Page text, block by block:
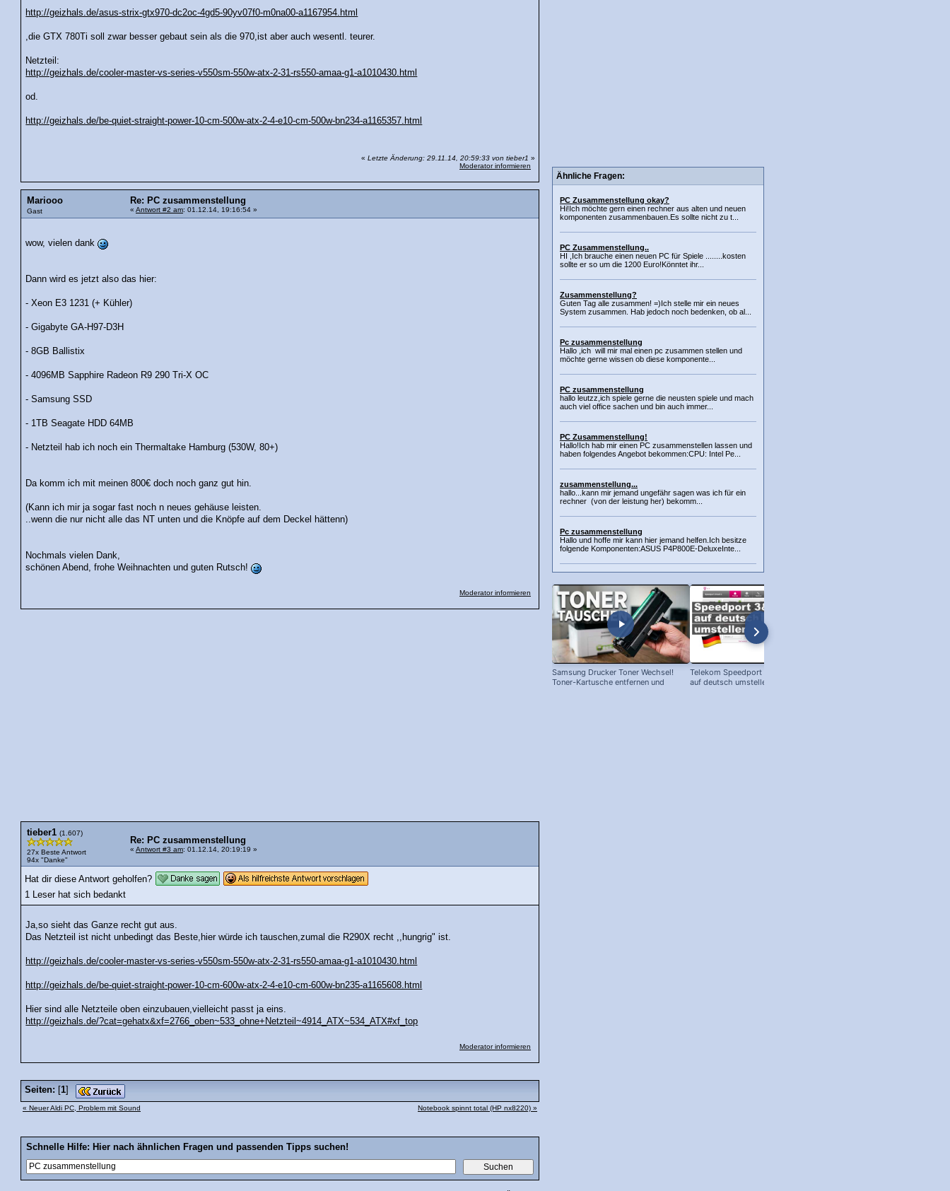
http://geizhals.de/asus-strix-gtx970-dc2oc-4gd5-90yv07f0-m0na00-a1167954.html
,die GTX 780Ti soll zwar besser gebaut sein als die 970,ist aber auch wesentl. teurer.
Netzteil:
http://geizhals.de/cooler-master-vs-series-v550sm-550w-atx-2-31-rs550-amaa-g1-a1010430.html
od.
http://geizhals.de/be-quiet-straight-power-10-cm-500w-atx-2-4-e10-cm-500w-bn234-a1165357.html
« Letzte Änderung: 29.11.14, 20:59:33 von tieber1 »
Moderator informieren
Mariooo
Gast
Re: PC zusammenstellung
« Antwort #2 am: 01.12.14, 19:16:54 »
wow, vielen dank
Dann wird es jetzt also das hier:
- Xeon E3 1231 (+ Kühler)
- Gigabyte GA-H97-D3H
- 8GB Ballistix
- 4096MB Sapphire Radeon R9 290 Tri-X OC
- Samsung SSD
- 1TB Seagate HDD 64MB
- Netzteil hab ich noch ein Thermaltake Hamburg (530W, 80+)
Da komm ich mit meinen 800€ doch noch ganz gut hin.
(Kann ich mir ja sogar fast noch n neues gehäuse leisten.
..wenn die nur nicht alle das NT unten und die Knöpfe auf dem Deckel hättenn)
Nochmals vielen Dank,
schönen Abend, frohe Weihnachten und guten Rutsch!
Moderator informieren
tieber1 (1.607)
27x Beste Antwort
94x "Danke"
Re: PC zusammenstellung
« Antwort #3 am: 01.12.14, 20:19:19 »
Hat dir diese Antwort geholfen?
1 Leser hat sich bedankt
Ja,so sieht das Ganze recht gut aus.
Das Netzteil ist nicht unbedingt das Beste,hier würde ich tauschen,zumal die R290X recht ,,hungrig" ist.
http://geizhals.de/cooler-master-vs-series-v550sm-550w-atx-2-31-rs550-amaa-g1-a1010430.html
http://geizhals.de/be-quiet-straight-power-10-cm-600w-atx-2-4-e10-cm-600w-bn235-a1165608.html
Hier sind alle Netzteile oben einzubauen,vielleicht passt ja eins.
http://geizhals.de/?cat=gehatx&xf=2766_oben~533_ohne+Netzteil~4914_ATX~534_ATX#xf_top
Moderator informieren
Seiten: [1]
« Neuer Aldi PC, Problem mit Sound Notebook spinnt total (HP nx8220) »
Schnelle Hilfe: Hier nach ähnlichen Fragen und passenden Tipps suchen!
Ähnliche Fragen:
PC Zusammenstellung okay?
Hi!Ich möchte gern einen rechner aus alten und neuen
komponenten zusammenbauen.Es sollte nicht zu t...
PC Zusammenstellung..
HI ,Ich brauche einen neuen PC für Spiele ........kosten
sollte er so um die 1200 Euro!Könntet ihr...
Zusammenstellung?
Guten Tag alle zusammen! =)Ich stelle mir ein neues
System zusammen. Hab jedoch noch bedenken, ob al...
Pc zusammenstellung
Hallo ,ich will mir mal einen pc zusammen stellen und
möchte gerne wissen ob diese komponente...
PC zusammenstellung
hallo leutzz,ich spiele gerne die neusten spiele und mach
auch viel office sachen und bin auch immer...
PC Zusammenstellung!
Hallo!Ich hab mir einen PC zusammenstellen lassen und
haben folgendes Angebot bekommen:CPU: Intel Pe...
zusammenstellung...
hallo...kann mir jemand ungefähr sagen was ich für ein
rechner (von der leistung her) bekomm...
Pc zusammenstellung
Hallo und hoffe mir kann hier jemand helfen.Ich besitze
folgende Komponenten:ASUS P4P800E-DeluxeInte...
Samsung Drucker Toner Wechsel!
Toner-Kartusche entfernen und
Telekom Speedport Router: Sprache
auf deutsch umstellen!